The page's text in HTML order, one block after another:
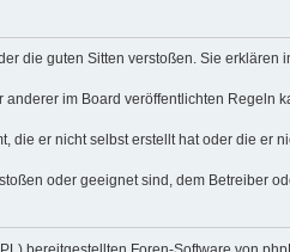
die guten Sitten verstoßen. Sie erklären
im Board veröffentlichten Regeln
er nicht selbst erstellt hat oder die er
oder geeignet sind, dem Betreiber